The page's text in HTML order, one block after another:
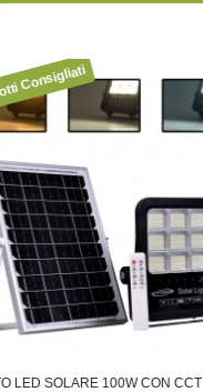
APPLIQUE DA ESTERNO